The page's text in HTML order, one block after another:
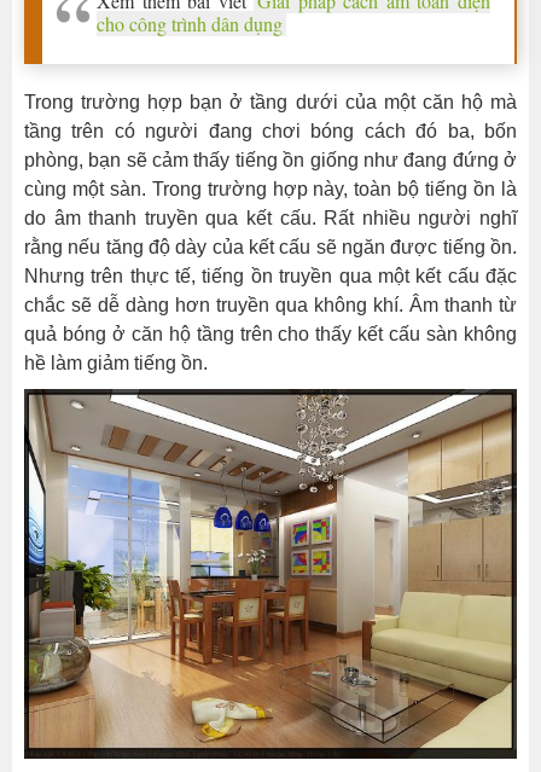
cho công trình dân dụng
Trong trường hợp bạn ở tầng dưới của một căn hộ mà
tầng trên có người đang chơi bóng cách đó ba, bốn
phòng, bạn sẽ cảm thấy tiếng ồn giống như đang đứng ở
cùng một sàn. Trong trường hợp này, toàn bộ tiếng ồn là
do âm thanh truyền qua kết cấu. Rất nhiều người nghĩ
rằng nếu tăng độ dày của kết cấu sẽ ngăn được tiếng ồn.
Nhưng trên thực tế, tiếng ồn truyền qua một kết cấu đặc
chắc sẽ dễ dàng hơn truyền qua không khí. Âm thanh từ
quả bóng ở căn hộ tầng trên cho thấy kết cấu sàn không
hề làm giảm tiếng ồn.